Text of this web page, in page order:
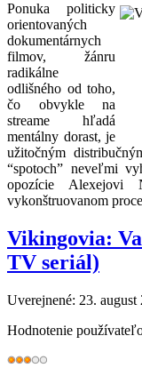
Ponuka politicky
orientovaných
dokumentárnych
filmov, žánru
radikálne
odlišného od toho,
čo obvykle na
streame hľadá
mentálny dorast, je
užitočným
“spotoch” neveľmi
opozície
vykonštruovanom
Vikingovia:
TV seriál)
Uverejnené: 23. august
Hodnotenie